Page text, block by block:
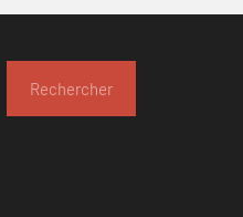
Rechercher